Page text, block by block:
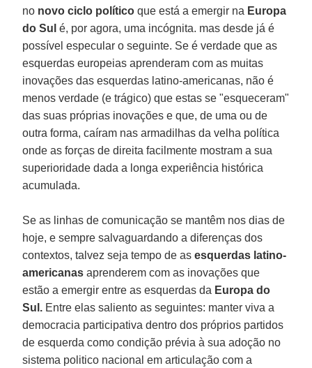
no novo ciclo político que está a emergir na Europa
do Sul é, por agora, uma incógnita. mas desde já é
possível especular o seguinte. Se é verdade que as
esquerdas europeias aprenderam com as muitas
inovações das esquerdas latino-americanas, não é
menos verdade (e trágico) que estas se "esqueceram"
das suas próprias inovações e que, de uma ou de
outra forma, caíram nas armadilhas da velha política
onde as forças de direita facilmente mostram a sua
superioridade dada a longa experiência histórica
acumulada.
Se as linhas de comunicação se mantêm nos dias de
hoje, e sempre salvaguardando a diferenças dos
contextos, talvez seja tempo de asesquerdas latino-
americanas aprenderem com as inovações que
estão a emergir entre as esquerdas da Europa do
Sul. Entre elas saliento as seguintes: manter viva a
democracia participativa dentro dos próprios partidos
de esquerda como condição prévia à sua adoção no
sistema politico nacional em articulação com a